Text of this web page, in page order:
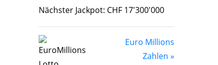
Nächster Jackpot: CHF 17'300'000
Euro Millions
Zahlen »